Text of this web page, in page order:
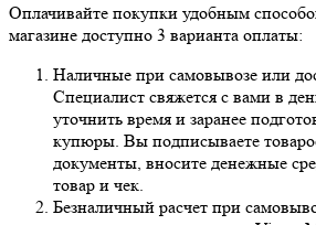
Оплачивайте покупки удобным
магазине доступно 3 варианта оплаты:
Наличные при самовывозе или
Специалист свяжется с вами в
уточнить время и заранее
купюры. Вы подписываете
документы, вносите денежные
товар и чек.
Безналичный расчет при